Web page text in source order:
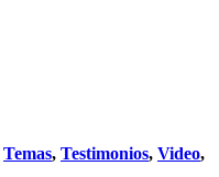
Temas, Testimonios, Video,